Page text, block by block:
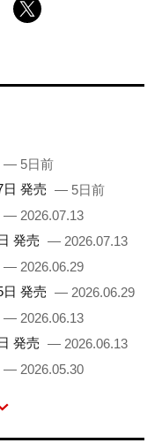
— 5日前
日 発売 — 5日前
— 2026.07.13
発売 — 2026.07.13
— 2026.06.29
日 発売 — 2026.06.29
— 2026.06.13
発売 — 2026.06.13
— 2026.05.30